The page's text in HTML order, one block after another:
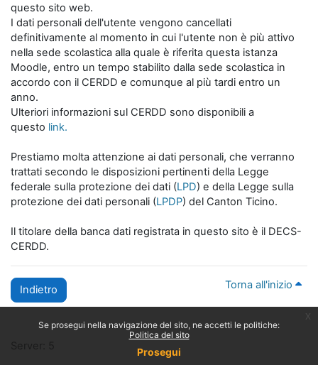
Se prosegui nella navigazione del sito, ne accetti le politiche:
Politica del sito
Prosegui
questo sito web.
I dati personali dell'utente vengono cancellati
definitivamente al momento in cui l'utente non è più attivo
nella sede scolastica alla quale è riferita questa istanza
Moodle, entro un tempo stabilito dalla sede scolastica in
accordo con il CERDD e comunque al più tardi entro un
anno.
Ulteriori informazioni sul CERDD sono disponibili a
questo link.
Prestiamo molta attenzione ai dati personali, che verranno
trattati secondo le disposizioni pertinenti della Legge
federale sulla protezione dei dati (LPD) e della Legge sulla
protezione dei dati personali (LPDP) del Canton Ticino.
Il titolare della banca dati registrata in questo sito è il DECS-
CERDD.
Indietro Torna all'inizio